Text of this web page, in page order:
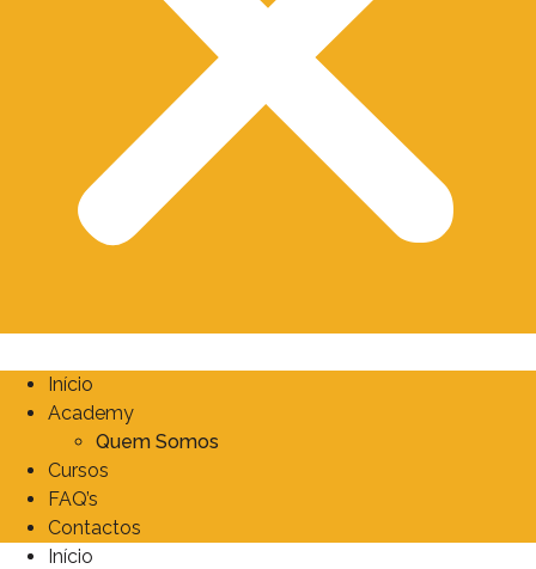
Início
Academy
Quem Somos
Cursos
FAQ’s
Contactos
Início